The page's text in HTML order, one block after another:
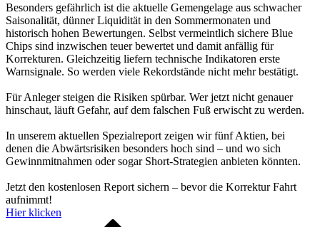
Besonders gefährlich ist die aktuelle Gemengelage aus schwacher
Saisonalität, dünner Liquidität in den Sommermonaten und
historisch hohen Bewertungen. Selbst vermeintlich sichere Blue
Chips sind inzwischen teuer bewertet und damit anfällig für
Korrekturen. Gleichzeitig liefern technische Indikatoren erste
Warnsignale. So werden viele Rekordstände nicht mehr bestätigt.
Für Anleger steigen die Risiken spürbar. Wer jetzt nicht genauer
hinschaut, läuft Gefahr, auf dem falschen Fuß erwischt zu werden.
In unserem aktuellen Spezialreport zeigen wir fünf Aktien, bei
denen die Abwärtsrisiken besonders hoch sind – und wo sich
Gewinnmitnahmen oder sogar Short-Strategien anbieten könnten.
Jetzt den kostenlosen Report sichern – bevor die Korrektur Fahrt
aufnimmt!
Hier klicken